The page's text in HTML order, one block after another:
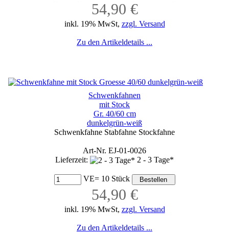
54,90 €
inkl. 19% MwSt, zzgl. Versand
Zu den Artikeldetails ...
Schwenkfahnen
mit Stock
Gr. 40/60 cm
dunkelgrün-weiß
Schwenkfahne Stabfahne Stockfahne
Art-Nr. EJ-01-0026
Lieferzeit:
2 - 3 Tage*
VE= 10 Stück
54,90 €
inkl. 19% MwSt, zzgl. Versand
Zu den Artikeldetails ...